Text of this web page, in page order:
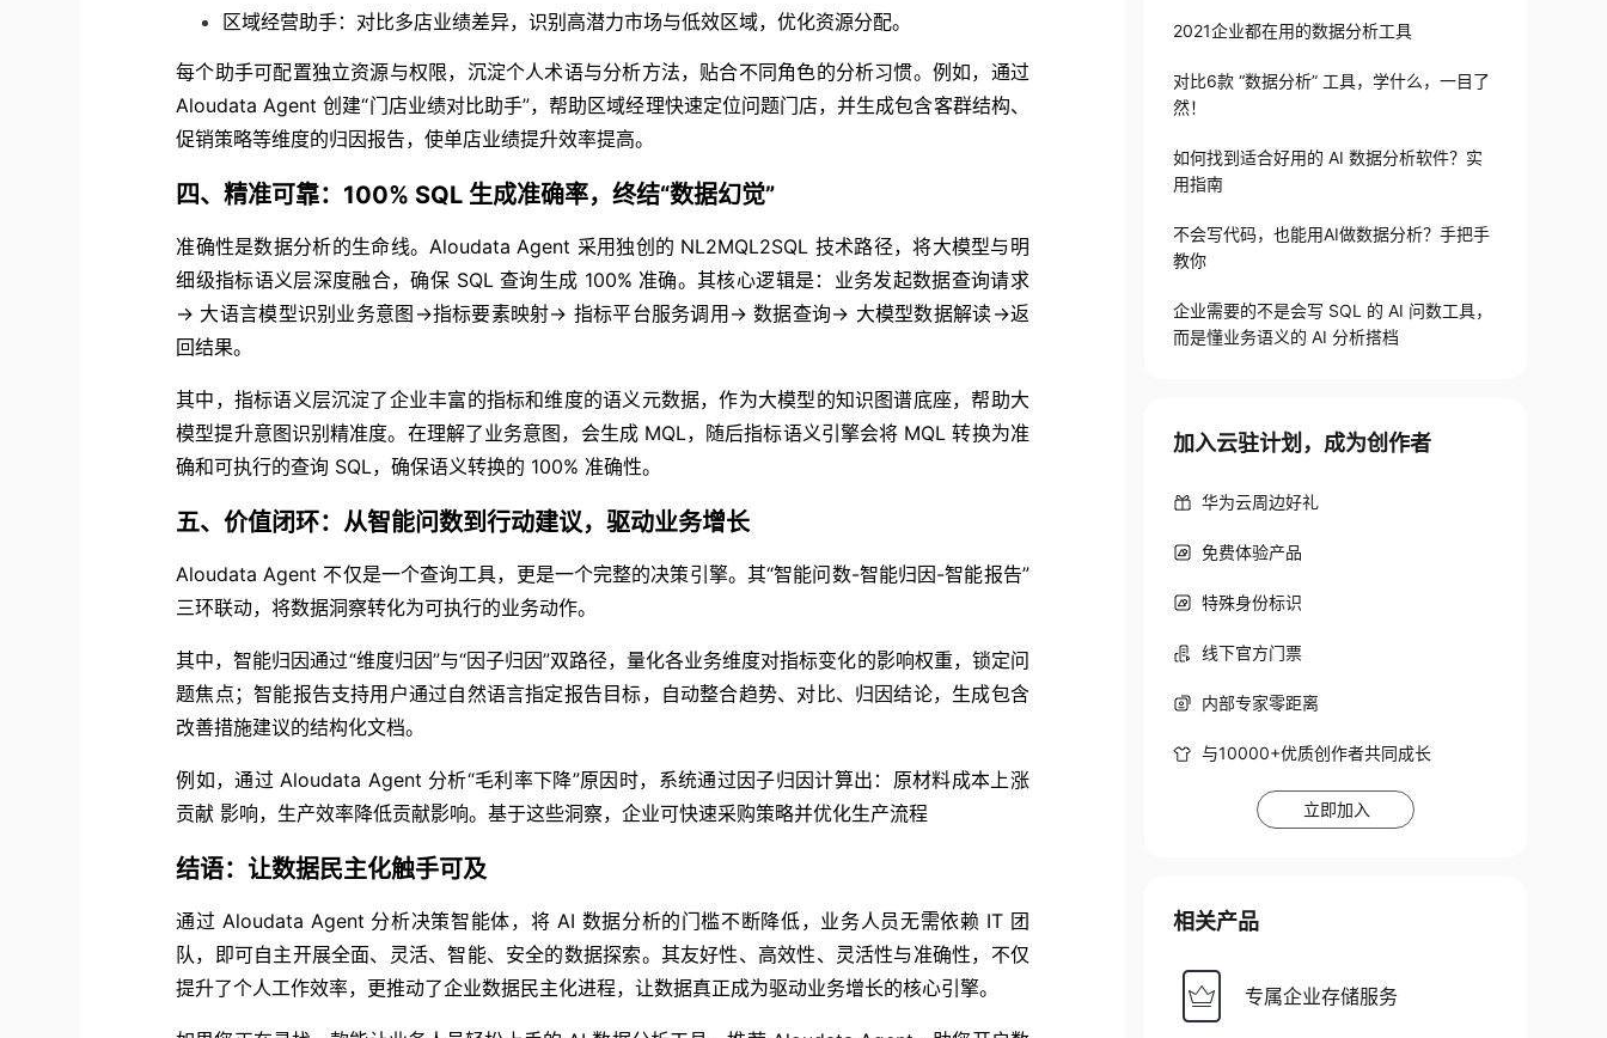
区域经营助手：对比多店业绩差异，识别高潜力市场与低效区域，优化资源分配。
每个助手可配置独立资源与权限，沉淀个人术语与分析方法，贴合不同角色的分析习惯。例如，通过
Aloudata Agent 创建“门店业绩对比助手”，帮助区域经理快速定位问题门店，并生成包含客群结构、
促销策略等维度的归因报告，使单店业绩提升效率提高。
四、精准可靠：100% SQL 生成准确率，终结“数据幻觉”
准确性是数据分析的生命线。Aloudata Agent 采用独创的 NL2MQL2SQL 技术路径，将大模型与明
细级指标语义层深度融合，确保 SQL 查询生成 100% 准确。其核心逻辑是：业务发起数据查询请求
→ 大语言模型识别业务意图→指标要素映射→ 指标平台服务调用→ 数据查询→ 大模型数据解读→返
回结果。
其中，指标语义层沉淀了企业丰富的指标和维度的语义元数据，作为大模型的知识图谱底座，帮助大
模型提升意图识别精准度。在理解了业务意图，会生成 MQL，随后指标语义引擎会将 MQL 转换为准
确和可执行的查询 SQL，确保语义转换的 100% 准确性。
五、价值闭环：从智能问数到行动建议，驱动业务增长
Aloudata Agent 不仅是一个查询工具，更是一个完整的决策引擎。其“智能问数-智能归因-智能报告”
三环联动，将数据洞察转化为可执行的业务动作。
其中，智能归因通过“维度归因”与“因子归因”双路径，量化各业务维度对指标变化的影响权重，锁定问
题焦点；智能报告支持用户通过自然语言指定报告目标，自动整合趋势、对比、归因结论，生成包含
改善措施建议的结构化文档。
例如，通过 Aloudata Agent 分析“毛利率下降”原因时，系统通过因子归因计算出：原材料成本上涨
贡献 影响，生产效率降低贡献影响。基于这些洞察，企业可快速采购策略并优化生产流程
结语：让数据民主化触手可及
通过 Aloudata Agent 分析决策智能体，将 AI 数据分析的门槛不断降低，业务人员无需依赖 IT 团
队，即可自主开展全面、灵活、智能、安全的数据探索。其友好性、高效性、灵活性与准确性，不仅
提升了个人工作效率，更推动了企业数据民主化进程，让数据真正成为驱动业务增长的核心引擎。
2021企业都在用的数据分析工具
对比6款 “数据分析” 工具，学什么，一目了
然！
如何找到适合好用的 AI 数据分析软件？实
用指南
不会写代码，也能用AI做数据分析？手把手
教你
企业需要的不是会写 SQL 的 AI 问数工具，
而是懂业务语义的 AI 分析搭档
加入云驻计划，成为创作者
华为云周边好礼
免费体验产品
特殊身份标识
线下官方门票
内部专家零距离
与10000+优质创作者共同成长
立即加入
相关产品
专属企业存储服务